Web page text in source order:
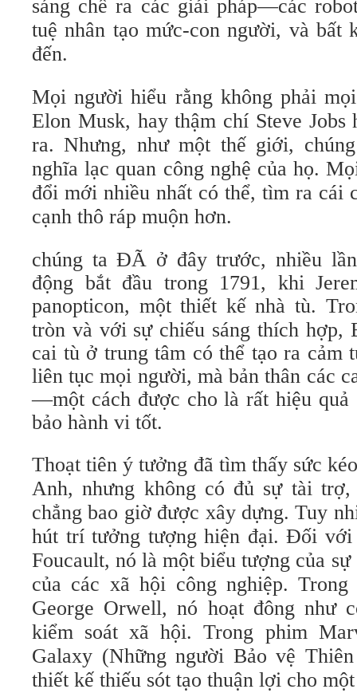
sáng chế ra các giải pháp—các
tuệ nhân tạo mức-con người, và bất
đến.
Mọi người hiểu rằng không phải
Elon Musk, hay thậm chí Steve Jobs
ra. Nhưng, như một thế giới,
nghĩa lạc quan công nghệ của họ.
đổi mới nhiều nhất có thể, tìm ra cái
cạnh thô ráp muộn hơn.
chúng ta ĐÃ ở đây trước, nhiều
động bắt đầu trong 1791, khi
panopticon, một thiết kế nhà tù.
tròn và với sự chiếu sáng thích hợp,
cai tù ở trung tâm có thể tạo ra cảm
liên tục mọi người, mà bản thân các
—một cách được cho là rất hiệu quả
bảo hành vi tốt.
Thoạt tiên ý tưởng đã tìm thấy sức
Anh, nhưng không có đủ sự tài
chẳng bao giờ được xây dựng. Tuy
hút trí tưởng tượng hiện đại. Đối
Foucault, nó là một biểu tượng của
của các xã hội công nghiệp.
George Orwell, nó hoạt đông như
kiểm soát xã hội. Trong phim
Galaxy (Những người Bảo vệ
thiết kế thiếu sót tạo thuận lợi cho